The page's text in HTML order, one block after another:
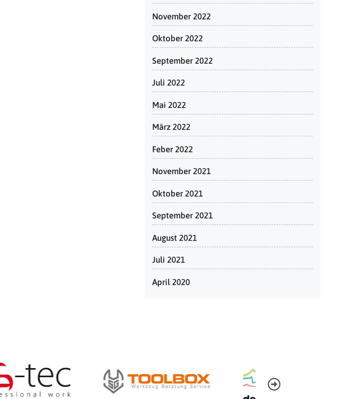
November 2022
Oktober 2022
September 2022
Juli 2022
Mai 2022
März 2022
Feber 2022
November 2021
Oktober 2021
September 2021
August 2021
Juli 2021
April 2020